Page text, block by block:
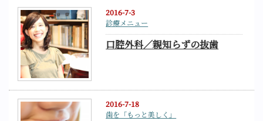
2016-7-3
診療メニュー
口腔外科／親知らずの抜歯
2016-7-18
歯を「もっと美しく」